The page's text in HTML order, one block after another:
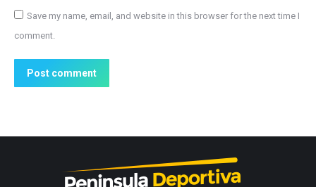
Save my name, email, and website in this browser for the next time I
comment.
Post comment